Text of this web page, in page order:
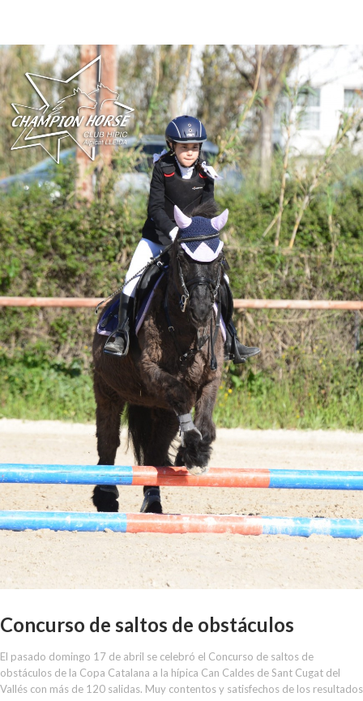
Concurso de saltos de obstáculos
El pasado domingo 17 de abril se celebró el Concurso de saltos de
obstáculos de la Copa Catalana a la hípica Can Caldes de Sant Cugat del
Vallés con más de 120 salidas. Muy contentos y satisfechos de los resultados